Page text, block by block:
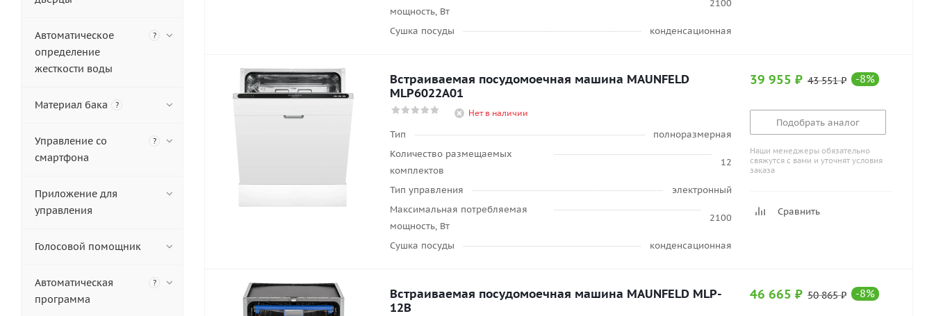
мощность, Вт
2100
Сушка посуды конденсационная
Встраиваемая посудомоечная машина MAUNFELD
MLP6022A01
Нет в наличии
Тип
полноразмерная
Количество размещаемых
комплектов
12
Тип управления
электронный
Максимальная потребляемая
мощность, Вт
2100
Сушка посуды конденсационная
39 955 ₽ 43 551₽ -8%
Подобрать аналог
Наши менеджеры обязательно
свяжутся с вами и уточнят условия
заказа
Сравнить
Встраиваемая посудомоечная машина MAUNFELD MLP-
12B
46 665 ₽ 50 865₽ -8%
Автоматическое
определение
жесткости воды
?
Материал бака ?
Управление со
смартфона
?
Приложение для
управления
Голосовой помощник
Автоматическая
программа
?